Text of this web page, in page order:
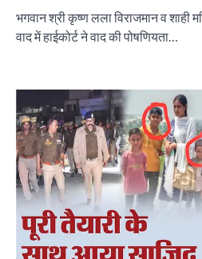
भगवान श्री कृष्ण लला विराजमान व शाही
वाद में हाईकोर्ट ने वाद की पोषणियता…